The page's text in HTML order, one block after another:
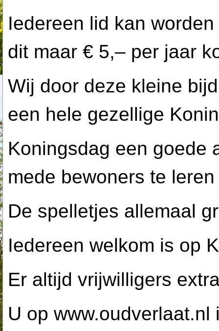
Iedereen lid kan
dit maar € 5,– per jaar
Wij door deze kleine
een hele gezellige
Koningsdag een goede
mede bewoners te
De spelletjes allemaal
Iedereen welkom is op
Er altijd vrijwilligers
U op www.oudverlaat.nl